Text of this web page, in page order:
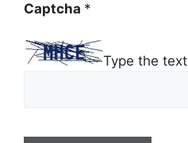
Captcha *
Type the